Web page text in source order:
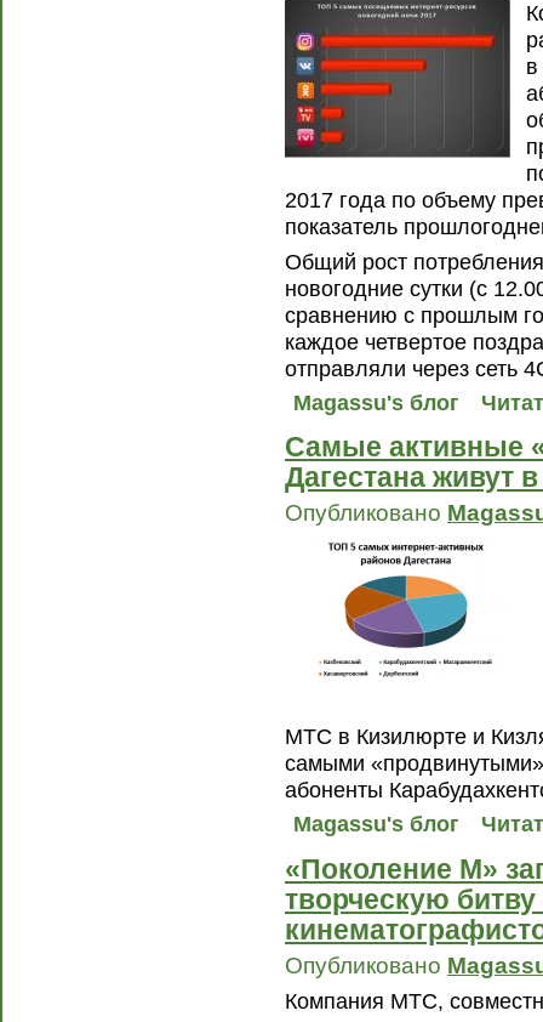
2017 года по объему
показатель
Общий рост
новогодние сутки (с
сравнению с прошлым
каждое четвертое
отправляли через сеть
Magassu's блог
Самые активные
Дагестана живут
Опубликовано
МТС в Кизилюрте и
самыми
абоненты
Magassu's блог
«Поколение М»
творческую
Опубликовано
Компания МТС,